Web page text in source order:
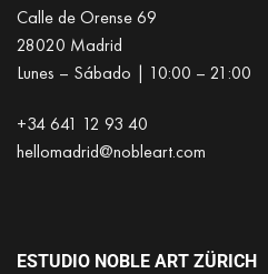
Calle de Orense 69
28020 Madrid
Lunes – Sábado | 10:00 – 21:00
+34 641 12 93 40
hellomadrid@nobleart.com
ESTUDIO NOBLE ART ZÜRICH